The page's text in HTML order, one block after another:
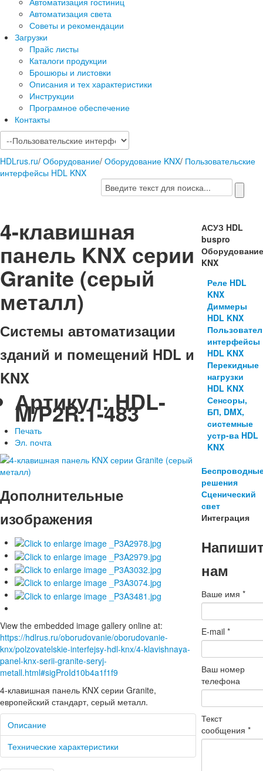
Автоматизация света
Советы и рекомендации
Загрузки
Прайс листы
Каталоги продукции
Брошюры и листовки
Описания и тех характеристики
Инструкции
Програмное обеспечение
Контакты
HDLrus.ru/ Оборудование/ Оборудование KNX/ Пользовательские
интерфейсы HDL KNX
4-клавишная
панель KNX серии
Granite (серый
металл)
Системы автоматизации
зданий и помещений HDL и
KNX
Артикул: HDL-
M/P2R.1-483
Печать
Эл. почта
Дополнительные
изображения
View the embedded image gallery online at:
https://hdlrus.ru/oborudovanie/oborudovanie-
knx/polzovatelskie-interfejsy-hdl-knx/4-klavishnaya-
panel-knx-serii-granite-seryj-
metall.html#sigProId10b4a1f1f9
4-клавишная панель KNX серии Granite,
европейский стандарт, серый металл.
Описание
Технические характеристики
АСУЗ HDL
buspro
KNX
Реле HDL
KNX
Диммеры
HDL KNX
интерфейсы
HDL KNX
Перекидные
нагрузки
HDL KNX
Сенсоры,
БП, DMX,
системные
устр-ва HDL
KNX
решения
Сценический
свет
Интеграция
нам
Ваше имя*
E-mail*
Ваш номер
телефона
Текст
сообщения*